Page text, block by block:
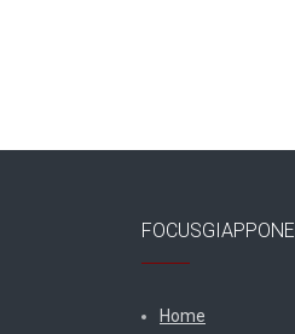
FOCUSGIAPPONE
Home